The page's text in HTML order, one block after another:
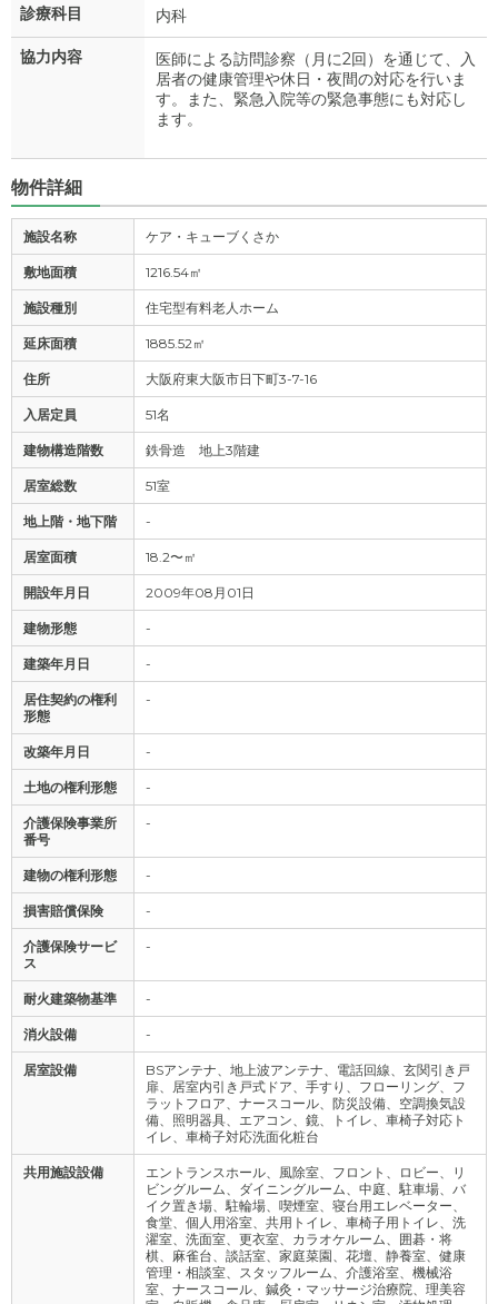
診療科目 内科
協力内容
医師による訪問診察（月に2回）を通じて、入
居者の健康管理や休日・夜間の対応を行いま
す。また、緊急入院等の緊急事態にも対応し
ます。
物件詳細
施設名称 ケア・キューブくさか
敷地面積 1216.54㎡
施設種別 住宅型有料老人ホーム
延床面積 1885.52㎡
住所 大阪府東大阪市日下町3-7-16
入居定員 51名
建物構造階数 鉄骨造 地上3階建
居室総数 51室
地上階・地下階 -
居室面積 18.2〜㎡
開設年月日 2009年08月01日
建物形態 -
建築年月日 -
居住契約の権利
形態
-
改築年月日 -
土地の権利形態 -
介護保険事業所
番号
-
建物の権利形態 -
損害賠償保険 -
介護保険サービ
ス
-
耐火建築物基準 -
消火設備 -
居室設備
BSアンテナ、地上波アンテナ、電話回線、玄関引き戸
扉、居室内引き戸式ドア、手すり、フローリング、フ
ラットフロア、ナースコール、防災設備、空調換気設
備、照明器具、エアコン、鏡、トイレ、車椅子対応ト
イレ、車椅子対応洗面化粧台
共用施設設備
エントランスホール、風除室、フロント、ロビー、リ
ビングルーム、ダイニングルーム、中庭、駐車場、バ
イク置き場、駐輪場、喫煙室、寝台用エレベーター、
食堂、個人用浴室、共用トイレ、車椅子用トイレ、洗
濯室、洗面室、更衣室、カラオケルーム、囲碁・将
棋、麻雀台、談話室、家庭菜園、花壇、静養室、健康
管理・相談室、スタッフルーム、介護浴室、機械浴
室、ナースコール、鍼灸・マッサージ治療院、理美容